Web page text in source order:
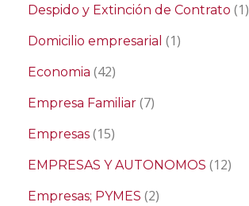
Despido y Extinción de Contrato (1)
Domicilio empresarial (1)
Economia (42)
Empresa Familiar (7)
Empresas (15)
EMPRESAS Y AUTONOMOS (12)
Empresas; PYMES (2)